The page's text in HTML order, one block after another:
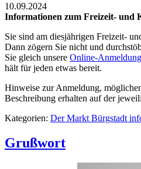
10.09.2024
Informationen zum Freizeit- und
Sie sind am diesjährigen Freizeit-
Dann zögern Sie nicht und
Sie gleich unsere Online-Anmeldung
hält für jeden etwas bereit.
Hinweise zur Anmeldung,
Beschreibung erhalten auf der
Kategorien: Der Markt Bürgstadt
Grußwort